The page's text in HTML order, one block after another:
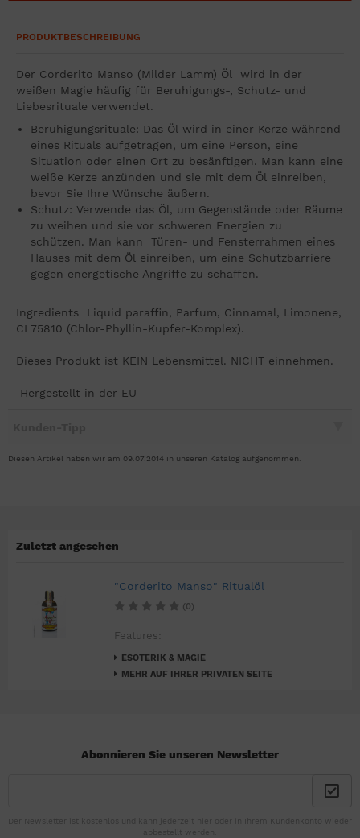
PRODUKTBESCHREIBUNG
Der Corderito Manso (Milder Lamm) Öl wird in der
weißen Magie häufig für Beruhigungs-, Schutz- und
Liebesrituale verwendet.
Beruhigungsrituale: Das Öl wird in einer Kerze während
eines Rituals aufgetragen, um eine Person, eine
Situation oder einen Ort zu besänftigen. Man kann eine
weiße Kerze anzünden und sie mit dem Öl einreiben,
bevor Sie Ihre Wünsche äußern.
Schutz: Verwende das Öl, um Gegenstände oder Räume
zu weihen und sie vor schweren Energien zu
schützen. Man kann Türen- und Fensterrahmen eines
Hauses mit dem Öl einreiben, um eine Schutzbarriere
gegen energetische Angriffe zu schaffen.
Ingredients Liquid paraffin, Parfum, Cinnamal, Limonene,
CI 75810 (Chlor-Phyllin-Kupfer-Komplex).
Dieses Produkt ist KEIN Lebensmittel. NICHT einnehmen.
Hergestellt in der EU
Diesen Artikel haben wir am 09.07.2014 in unseren Katalog aufgenommen.
Zuletzt angesehen
"Corderito Manso" Ritualöl
(0)
Features:
ESOTERIK & MAGIE
MEHR AUF IHRER PRIVATEN SEITE
Abonnieren Sie unseren Newsletter
Der Newsletter ist kostenlos und kann jederzeit hier oder in Ihrem Kundenkonto wieder
abbestellt werden.